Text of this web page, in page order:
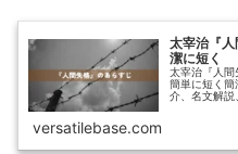
太宰治『
潔に短く
太宰治『人
簡単に短く
介、名文解説
versatilebase.com